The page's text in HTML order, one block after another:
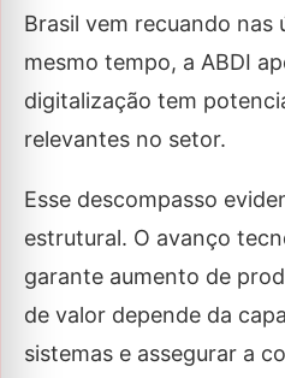
Brasil vem recuando nas
mesmo tempo, a ABDI
digitalização tem
relevantes no setor.
Esse descompasso
estrutural. O avanço
garante aumento de
de valor depende da
sistemas e assegurar a